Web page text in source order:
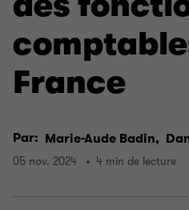
France
Par: Marie-Aude Badin,
05 nov. 2024 4 min de lecture